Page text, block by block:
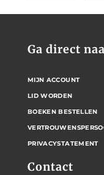
Contact
Ga direct
MIJN ACCOUNT
LID WORDEN
BOEKEN BESTELLEN
PRIVACYSTATEMENT